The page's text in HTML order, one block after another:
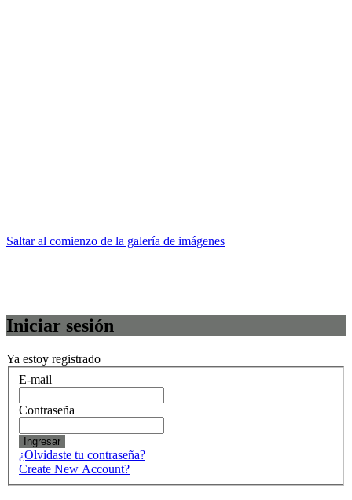
Saltar al comienzo de la galería de imágenes
Iniciar sesión
Ya estoy registrado
E-mail
Contraseña
Ingresar
¿Olvidaste tu contraseña?
Create New Account?